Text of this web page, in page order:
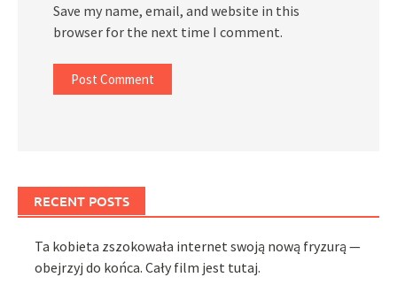
Save my name, email, and website in this
browser for the next time I comment.
RECENT POSTS
Ta kobieta zszokowała internet swoją nową fryzurą —
obejrzyj do końca. Cały film jest tutaj.